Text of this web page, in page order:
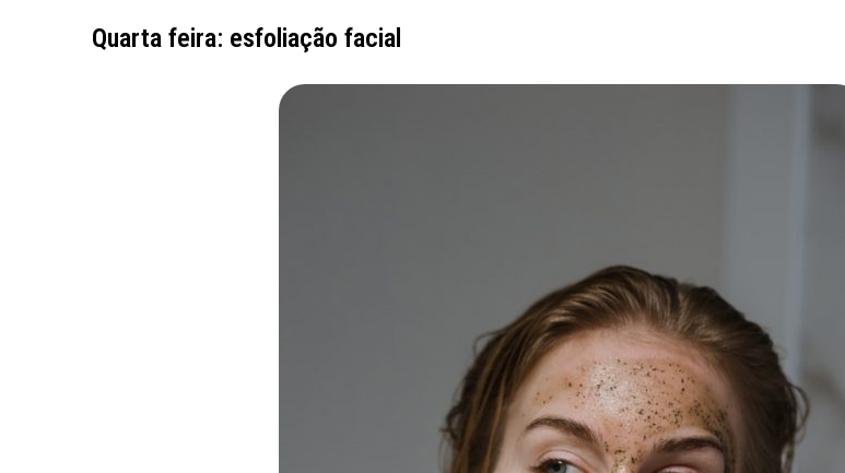
Quarta feira: esfoliação facial